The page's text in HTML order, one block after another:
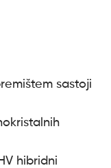
sastoji
hibridni